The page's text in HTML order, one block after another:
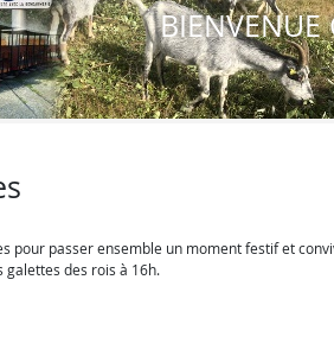
BIENVENUE
pour passer ensemble un moment festif et
galettes des rois à 16h.